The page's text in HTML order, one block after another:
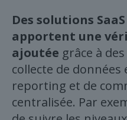
Des solutions
apportent une
ajoutée grâce à
collecte de données
reporting et de
centralisée. Par